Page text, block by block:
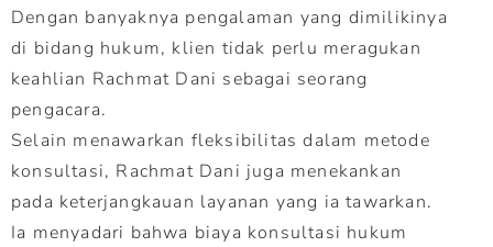
Dengan banyaknya pengalaman yang dimilikinya
di bidang hukum, klien tidak perlu meragukan
keahlian Rachmat Dani sebagai seorang
pengacara.
Selain menawarkan fleksibilitas dalam metode
konsultasi, Rachmat Dani juga menekankan
pada keterjangkauan layanan yang ia tawarkan.
Ia menyadari bahwa biaya konsultasi hukum